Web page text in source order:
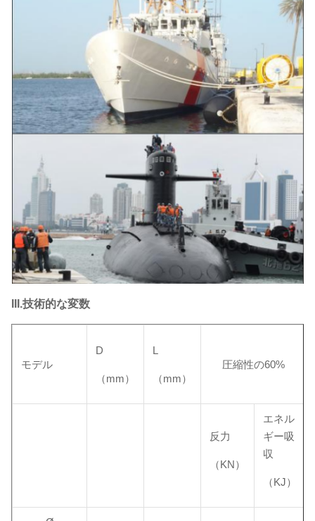
III.技術的な変数
モデル
D
（mm）
L
（mm）
圧縮性の60%
反力
（KN）
エネル
ギー吸
収
（KJ）